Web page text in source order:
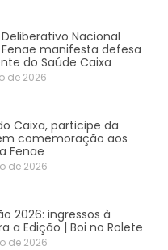
Nacional
manifesta defesa
do Saúde Caixa
de 2026
Caixa, participe da
comemoração aos
Fenae
de 2026
2026: ingressos à
a Edição | Boi no Rolete
de 2026